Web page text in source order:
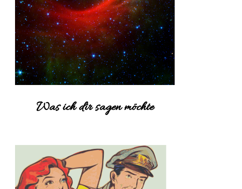
Was ich dir sagen möchte